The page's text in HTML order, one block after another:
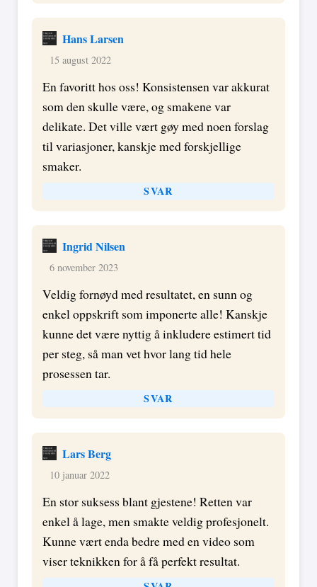
Hans Larsen
15 august 2022
En favoritt hos oss! Konsistensen var akkurat
som den skulle være, og smakene var
delikate. Det ville vært gøy med noen forslag
til variasjoner, kanskje med forskjellige
smaker.
SVAR
Ingrid Nilsen
6 november 2023
Veldig fornøyd med resultatet, en sunn og
enkel oppskrift som imponerte alle! Kanskje
kunne det være nyttig å inkludere estimert tid
per steg, så man vet hvor lang tid hele
prosessen tar.
SVAR
Lars Berg
10 januar 2022
En stor suksess blant gjestene! Retten var
enkel å lage, men smakte veldig profesjonelt.
Kunne vært enda bedre med en video som
viser teknikken for å få perfekt resultat.